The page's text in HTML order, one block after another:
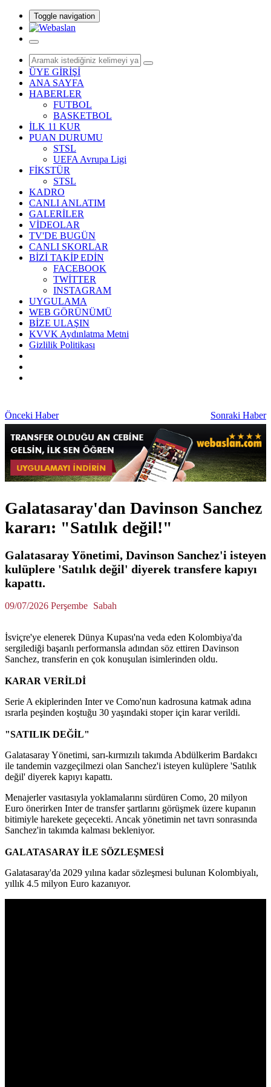
Toggle navigation
ÜYE GİRİŞİ
ANA SAYFA
HABERLER
FUTBOL
BASKETBOL
İLK 11 KUR
PUAN DURUMU
STSL
UEFA Avrupa Ligi
FİKSTÜR
STSL
KADRO
CANLI ANLATIM
GALERİLER
VİDEOLAR
TV'DE BUGÜN
CANLI SKORLAR
BİZİ TAKİP EDİN
FACEBOOK
TWİTTER
INSTAGRAM
UYGULAMA
WEB GÖRÜNÜMÜ
BİZE ULAŞIN
KVVK Aydınlatma Metni
Gizlilik Politikası
Önceki Haber Sonraki Haber
Galatasaray'dan Davinson Sanchez
kararı: "Satılık değil!"
Galatasaray Yönetimi, Davinson Sanchez'i isteyen
kulüplere 'Satılık değil' diyerek transfere kapıyı
kapattı.
09/07/2026 Perşembe Sabah
İsviçre'ye elenerek Dünya Kupası'na veda eden Kolombiya'da
sergilediği başarılı performansla adından söz ettiren Davinson
Sanchez, transferin en çok konuşulan isimlerinden oldu.
KARAR VERİLDİ
Serie A ekiplerinden Inter ve Como'nun kadrosuna katmak adına
ısrarla peşinden koştuğu 30 yaşındaki stoper için karar verildi.
"SATILIK DEĞİL"
Galatasaray Yönetimi, sarı-kırmızılı takımda Abdülkerim Bardakcı
ile tandemin vazgeçilmezi olan Sanchez'i isteyen kulüplere 'Satılık
değil' diyerek kapıyı kapattı.
Menajerler vasıtasıyla yoklamalarını sürdüren Como, 20 milyon
Euro önerirken Inter de transfer şartlarını görüşmek üzere kupanın
bitimiyle harekete geçecekti. Ancak yönetimin net tavrı sonrasında
Sanchez'in takımda kalması bekleniyor.
GALATASARAY İLE SÖZLEŞMESİ
Galatasaray'da 2029 yılına kadar sözleşmesi bulunan Kolombiyalı,
yıllık 4.5 milyon Euro kazanıyor.